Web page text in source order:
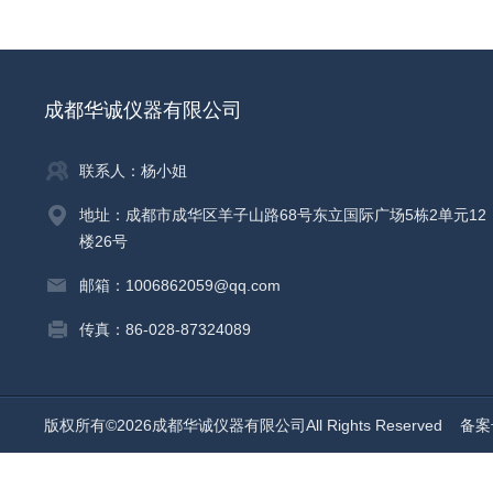
成都华诚仪器有限公司
联系人：杨小姐
地址：成都市成华区羊子山路68号东立国际广场5栋2单元12
楼26号
邮箱：1006862059@qq.com
传真：86-028-87324089
版权所有©2026成都华诚仪器有限公司All Rights Reserved 备